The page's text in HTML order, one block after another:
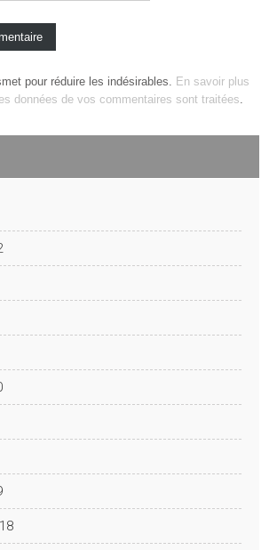
pour réduire les indésirables. En savoir plus
données de vos commentaires sont traitées.